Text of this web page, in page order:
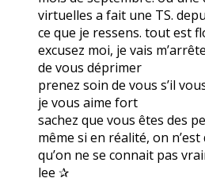
virtuelles a fait une TS.
ce que je ressens. tout est
excusez moi, je vais
de vous déprimer
prenez soin de vous s’il
je vous aime fort
sachez que vous êtes des
même si en réalité, on
qu’on ne se connait pas
lee ✰